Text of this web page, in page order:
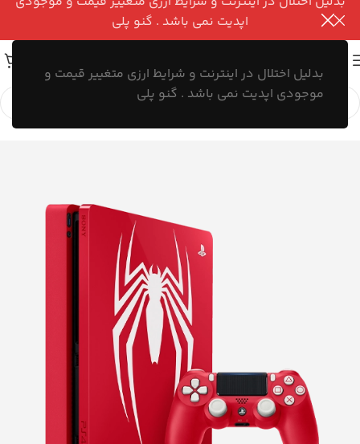
بدلیل اختلال در اینترنت و شرایط ارزی متغییر قیمت و
موجودی اپدیت نمی باشد . گنو پلی
اپدیت نمی باشد . گنو پلی